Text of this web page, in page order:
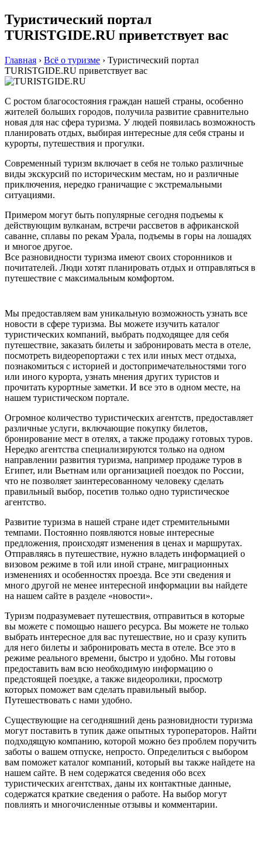
Туристический портал
TURISTGIDE.RU приветствует вас
Главная › Всё о туризме › Туристический портал
TURISTGIDE.RU приветствует вас
С ростом благосостояния граждан нашей страны, особенно
жителей больших городов, получила развитие сравнительно
новая для нас сфера туризма. У людей появилась возможность
планировать отдых, выбирая интересные для себя страны и
курорты, путешествия и прогулки.
Современный туризм включает в себя не только различные
виды экскурсий по историческим местам, но и различные
приключения, нередко граничащие с экстремальными
ситуациями.
Примером могут быть популярные сегодня подъемы к
действующим вулканам, встречи рассветов в африканской
саванне, сплавы по рекам Урала, подъемы в горы на лошадях
и многое другое.
Все разновидности туризма имеют своих сторонников и
почитателей. Люди хотят планировать отдых и отправляться в
путешествие с максимальным комфортом.
Мы предоставляем вам уникальную возможность узнать все
новости в сфере туризма. Вы можете изучить каталог
туристических компаний, выбрать подходящее для себя
путешествие, заказать билеты и забронировать места в отеле,
посмотреть видеорепортажи с тех или иных мест отдыха,
познакомиться с историей и достопримечательностями того
или иного курорта, узнать мнения других туристов и
прочитать курортные заметки. И все это в одном месте, на
нашем туристическом портале.
Огромное количество туристических агентств, предоставляет
различные услуги, включающие покупку билетов,
бронирование мест в отелях, а также продажу готовых туров.
Нередко агентства специализируются только на одном
направлении развития туризма, например продаже туров в
Египет, или Вьетнам или организацией поездок по России,
что не позволяет заинтересованному человеку сделать
правильный выбор, посетив только одно туристическое
агентство.
Развитие туризма в нашей стране идет стремительными
темпами. Постоянно появляются новые интересные
предложения, происходят изменения в ценах и маршрутах.
Отправляясь в путешествие, нужно владеть информацией о
визовом режиме в той или иной стране, миграционных
изменениях и особенностях проезда. Все эти сведения и
много другой не менее интересной информации вы найдете
на нашем сайте в разделе «новости».
Туризм подразумевает путешествия, отправиться в которые
вы можете с помощью нашего ресурса. Вы можете не только
выбрать интересное для вас путешествие, но и сразу купить
для него билеты и забронировать места в отеле. Все это в
режиме реального времени, быстро и удобно. Мы готовы
предоставить вам всю необходимую информацию о
предстоящей поездке, а также видеоролики, просмотр
которых поможет вам сделать правильный выбор.
Путешествовать с нами удобно.
Существующие на сегодняшний день разновидности туризма
могут поставить в тупик даже опытных туроператоров. Найти
подходящую компанию, которой можно без проблем поручить
заботы о вашем отпуске, непросто. Определиться с выбором
вам поможет каталог компаний, который вы также найдете на
нашем сайте. В нем содержатся сведения обо всех
туристических агентствах, даны их контактные данные,
содержатся краткие сведения о работе. На выбор могут
повлиять и многочисленные отзывы и комментарии.